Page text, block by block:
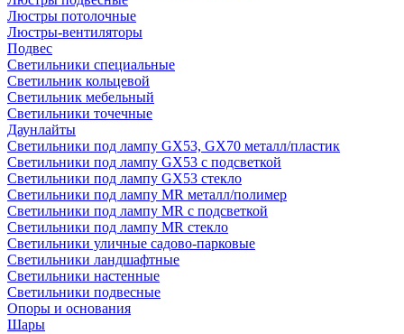
Люстры потолочные
Люстры-вентиляторы
Подвес
Светильники специальные
Светильник кольцевой
Светильник мебельный
Светильники точечные
Даунлайты
Светильники под лампу GX53, GX70 металл/пластик
Светильники под лампу GX53 с подсветкой
Светильники под лампу GX53 стекло
Светильники под лампу MR металл/полимер
Светильники под лампу MR с подсветкой
Светильники под лампу MR стекло
Светильники уличные садово-парковые
Светильники ландшафтные
Светильники настенные
Светильники подвесные
Опоры и основания
Шары